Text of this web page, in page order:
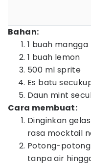
Bahan:
1 buah mangga
1 buah lemon
500 ml sprite
Es batu
Daun mint
Cara membuat:
Dinginkan
rasa mocktail
Potong-
tanpa air